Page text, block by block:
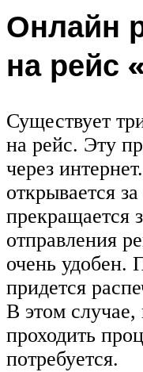
Онлайн
на рейс
Существует
на рейс. Эту
через
открывается
прекращается
отправления
очень удобен.
придется
В этом случае,
проходить
потребуется.